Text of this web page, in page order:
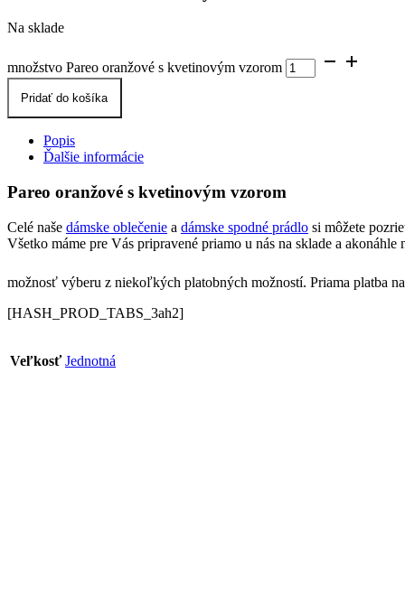
Na sklade
množstvo Pareo oranžové s kvetinovým vzorom
Pridať do košíka
Popis
Ďalšie informácie
Pareo oranžové s kvetinovým vzorom
Celé naše dámske oblečenie a dámske spodné prádlo si môžete
Všetko máme pre Vás pripravené priamo u nás na sklade a
možnosť výberu z niekoľkých platobných možností. Priama platba
[HASH_PROD_TABS_3ah2]
Veľkosť Jednotná